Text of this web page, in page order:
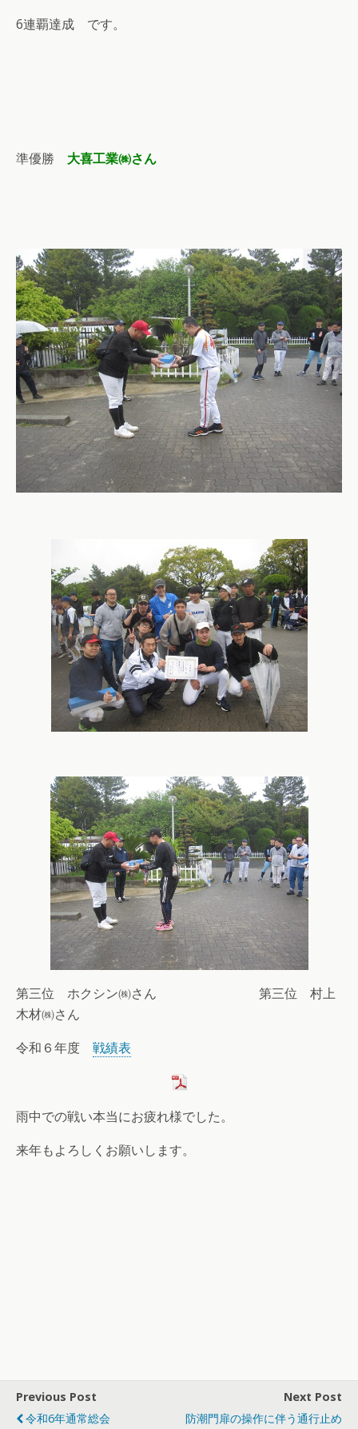
6連覇達成 です。
準優勝 大喜工業㈱さん
第三位 ホクシン㈱さん 第三位 村上
木材㈱さん
令和６年度 戦績表
雨中での戦い本当にお疲れ様でした。
来年もよろしくお願いします。
Previous Post
令和6年通常総会
Next Post
防潮門扉の操作に伴う通行止め